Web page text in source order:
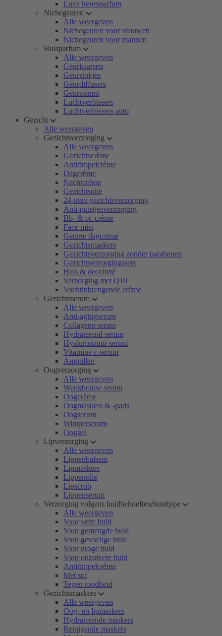
Luxe herenparfum
Nichegeuren
Alle weergeven
Nichegeuren voor vrouwen
Nichegeuren voor mannen
Huisparfum
Alle weergeven
Geurkaarsen
Geurstokjes
Geurdiffusers
Geurstenen
Luchtverfrissers
Luchtverfrissers auto
Gezicht
Alle weergeven
Gezichtsverzorging
Alle weergeven
Gezichtscrème
Antirimpelcrème
Dagcrème
Nachtcrème
Gezichtsolie
24-uurs gezichtsverzorging
Anti-puistjesverzorging
Bb- & cc-crème
Face mist
Getinte dagcrème
Gezichtsmaskers
Gezichtsverzorging zonder parabenen
Gezichtverzorgingssets
Hals & decolleté
Verzorging met Q10
Vochtinbrengende crème
Gezichtsserum
Alle weergeven
Anti-agingserum
Collageen serum
Hydraterend serum
Hyaluronzuur serum
Vitamine c-serum
Ampullen
Oogverzorging
Alle weergeven
Wenkbrauw serum
Oogcrème
Oogmaskers & -pads
Oogserum
Wimperserum
Ooggel
Lipverzorging
Alle weergeven
Lippenbalsem
Lipmaskers
Lippenolie
Lipscrub
Lippenserum
Verzorging volgens huidbehoeften/huidtype
Alle weergeven
Voor vette huid
Voor gemengde huid
Voor gevoelige huid
Voor droge huid
Voor onzuivere huid
Antirimpelcrème
Met spf
Tegen roodheid
Gezichtsmaskers
Alle weergeven
Oog- en lipmaskers
Hydraterende maskers
Reinigende maskers